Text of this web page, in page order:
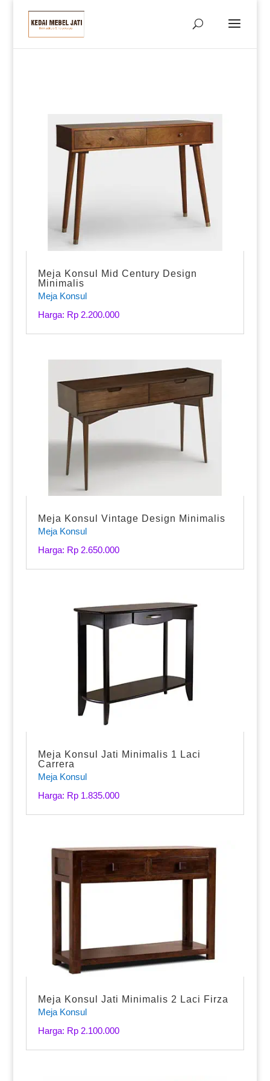
Meja Konsul Mid Century Design
Minimalis
Meja Konsul
Harga: Rp 2.200.000
Meja Konsul Vintage Design Minimalis
Meja Konsul
Harga: Rp 2.650.000
Meja Konsul Jati Minimalis 1 Laci
Carrera
Meja Konsul
Harga: Rp 1.835.000
Meja Konsul Jati Minimalis 2 Laci Firza
Meja Konsul
Harga: Rp 2.100.000